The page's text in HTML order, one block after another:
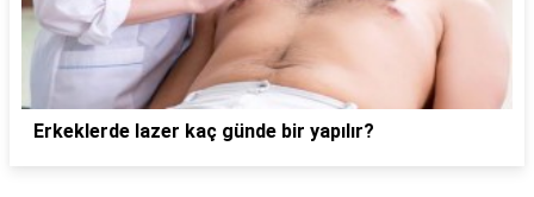
Erkeklerde lazer kaç günde bir yapılır?